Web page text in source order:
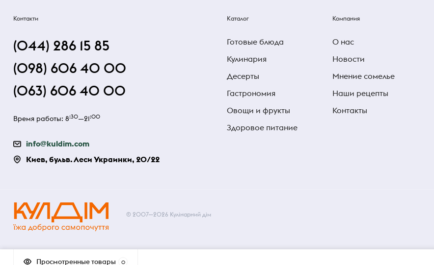
Контакти
(044) 286 15 85
(098) 606 40 00
(063) 606 40 00
Время работы: 8:30—21:00
info@kuldim.com
Киев, бульв. Леси Украинки, 20/22
Каталог
Готовые блюда
Кулинария
Десерты
Гастрономия
Овощи и фрукты
Здоровое питание
Компания
О нас
Новости
Мнение сомелье
Наши рецепты
Контакты
© 2007—2026 Кулінарний дім
Просмотренные товары 0